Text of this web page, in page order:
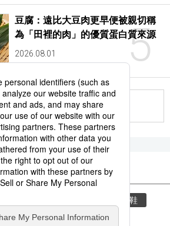
5
豆腐：遠比大豆肉更早便被親切稱
為「田裡的肉」的優質蛋白質來源
2026.08.01
更多
脫鞋
棒球 時事通信新聞